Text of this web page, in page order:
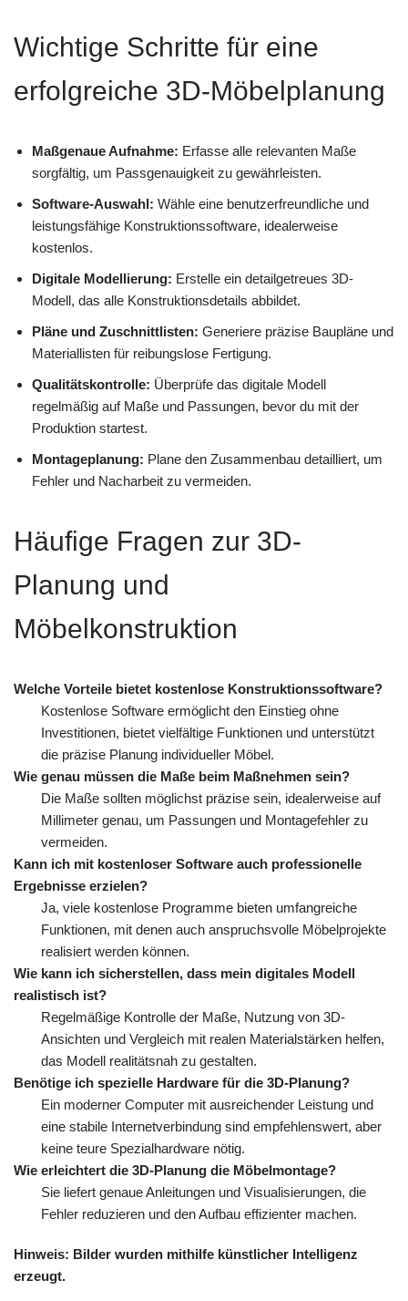
Wichtige Schritte für eine
erfolgreiche 3D-Möbelplanung
Maßgenaue Aufnahme: Erfasse alle relevanten Maße
sorgfältig, um Passgenauigkeit zu gewährleisten.
Software-Auswahl: Wähle eine benutzerfreundliche und
leistungsfähige Konstruktionssoftware, idealerweise
kostenlos.
Digitale Modellierung: Erstelle ein detailgetreues 3D-
Modell, das alle Konstruktionsdetails abbildet.
Pläne und Zuschnittlisten: Generiere präzise Baupläne und
Materiallisten für reibungslose Fertigung.
Qualitätskontrolle: Überprüfe das digitale Modell
regelmäßig auf Maße und Passungen, bevor du mit der
Produktion startest.
Montageplanung: Plane den Zusammenbau detailliert, um
Fehler und Nacharbeit zu vermeiden.
Häufige Fragen zur 3D-
Planung und
Möbelkonstruktion
Welche Vorteile bietet kostenlose Konstruktionssoftware?
Kostenlose Software ermöglicht den Einstieg ohne
Investitionen, bietet vielfältige Funktionen und unterstützt
die präzise Planung individueller Möbel.
Wie genau müssen die Maße beim Maßnehmen sein?
Die Maße sollten möglichst präzise sein, idealerweise auf
Millimeter genau, um Passungen und Montagefehler zu
vermeiden.
Kann ich mit kostenloser Software auch professionelle
Ergebnisse erzielen?
Ja, viele kostenlose Programme bieten umfangreiche
Funktionen, mit denen auch anspruchsvolle Möbelprojekte
realisiert werden können.
Wie kann ich sicherstellen, dass mein digitales Modell
realistisch ist?
Regelmäßige Kontrolle der Maße, Nutzung von 3D-
Ansichten und Vergleich mit realen Materialstärken helfen,
das Modell realitätsnah zu gestalten.
Benötige ich spezielle Hardware für die 3D-Planung?
Ein moderner Computer mit ausreichender Leistung und
eine stabile Internetverbindung sind empfehlenswert, aber
keine teure Spezialhardware nötig.
Wie erleichtert die 3D-Planung die Möbelmontage?
Sie liefert genaue Anleitungen und Visualisierungen, die
Fehler reduzieren und den Aufbau effizienter machen.
Hinweis: Bilder wurden mithilfe künstlicher Intelligenz
erzeugt.